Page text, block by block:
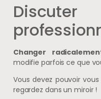
Changer
modifie parfois ce que
Vous devez pouvoir
regardez dans un miroir !